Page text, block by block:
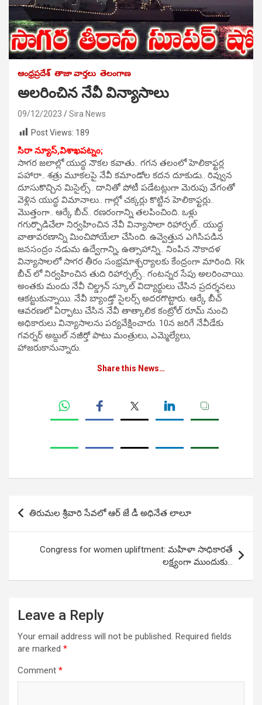
ఆంధ్రప్రదేశ్ తాజా వార్తలు తెలంగాణ
అలరించిన నేవీ విన్యాసాలు
09/12/2023
Sira News
Post Views: 189
సిరా న్యూస్,విశాఖపట్నం;
సాగర జలాల్లో యుద్ధ నౌకల కవాతు.. గగన తలంలో హెలికాఫ్టర్ల
పహారా.. శత్రు మూకలపై నేవీ కమాండోల కదన దూకుడు.. రివ్వున
దూసుకొచ్చిన మిసైల్స్.. దానితో పోటీ పడేటట్లుగా మెరుపు వేగంతో
వెళ్లిన యుద్ధ విమానాలు.. గాల్లో చక్కర్లు కొట్టిన హెలికాఫ్టర్లు..
మొత్తంగా.. ఆర్కే బీచ్.. రణరంగాన్ని తలపించింది. ఒళ్లు
గగుర్పొడిచేలా నిర్వహించిన నేవీ విన్యాసాలా రిహార్సల్.. యుద్ధ
వాతావరణాన్ని మించిపోయేలా చేసింది. ఉవ్వెత్తున ఎగిసిపడిన
జనసంద్రం నడుమ ఉద్వేగాన్ని, ఉత్సాహాన్ని.. నింపిన నౌకాదళ
విన్యాసాలలో సాగర తీరం సంభ్రమాశ్చర్యాలకు కేంద్రంగా మారింది. Rk
బీచ్ లో నిర్వహించిన తుది రిహార్సల్స్.. గంటన్నర సేపు అలరించాయి.
అంతకు మందు నేవీ చిల్డ్రన్ స్కూల్ విద్యార్థులు చేసిన ప్రదర్శనలు
ఆకట్టుకున్నాయి. నేవీ బ్యాండ్తో సైలర్స్ అదరగొట్టారు. ఆర్కే బీచ్
ఆవరణలో ఏర్పాటు చేసిన నేవీ తాత్కాలిక కంట్రోల్ రూమ్ నుంచి
అధికారులు విన్యాసాలను పర్యవేక్షించారు. 10న జరిగే నేవీడేకు
గవర్నర్ అబ్దుల్ నజీర్తో పాటు మంత్రులు, ఎమ్మెల్యేలు,
హాజరుకానున్నారు.
Share this News…
Post
navigation
తిరుమల శ్రీవారి సేవలో ఆర్ జే డీ అధినేత లాలూ
Congress for women upliftment: మహిళా సాధికారతే
లక్ష్యంగా ముందుకు…
Leave a Reply
Your email address will not be published. Required fields
are marked *
Comment *